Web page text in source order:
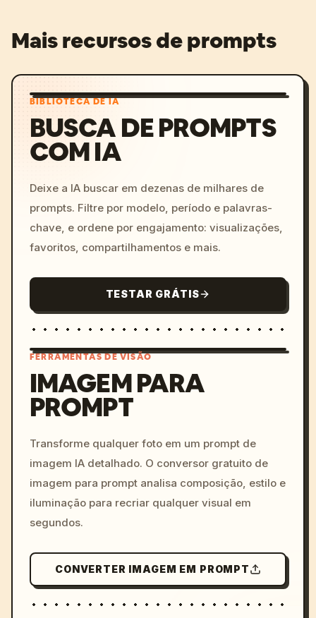
Mais recursos de prompts
BIBLIOTECA DE IA
BUSCA DE PROMPTS
COM IA
Deixe a IA buscar em dezenas de milhares de
prompts. Filtre por modelo, período e palavras-
chave, e ordene por engajamento: visualizações,
favoritos, compartilhamentos e mais.
TESTAR GRÁTIS
colors, 8k --v 6.0
FERRAMENTAS DE VISÃO
IMAGEM PARA
PROMPT
Transforme qualquer foto em um prompt de
imagem IA detalhado. O conversor gratuito de
imagem para prompt analisa composição, estilo e
iluminação para recriar qualquer visual em
segundos.
CONVERTER IMAGEM EM PROMPT